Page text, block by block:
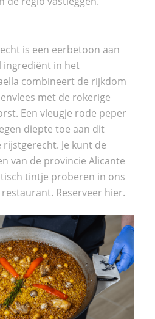
is een eerbetoon aan
ingrediënt in het
combineert de rijkdom
met de rokerige
Een vleugje rode peper
diepte toe aan dit
Je kunt de
van de provincie Alicante
tintje proberen in ons
Reserveer hier.